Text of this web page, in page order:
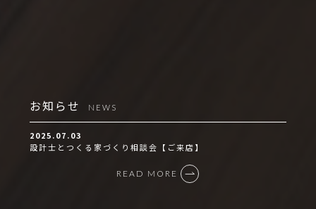
お知らせ NEWS
2025.07.03
設計士とつくる家づくり相談会【ご来店】
READ MORE